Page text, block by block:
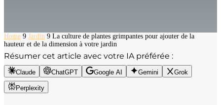
Home 9 Jardin 9 La culture de plantes grimpantes pour ajouter de la
hauteur et de la dimension à votre jardin
Résumer cet article avec votre IA préférée :
Claude ChatGPT Google AI Gemini Grok
Perplexity